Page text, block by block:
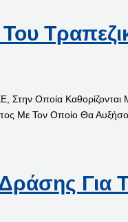
Οποία
Με Τον Οποίο Θα
Για